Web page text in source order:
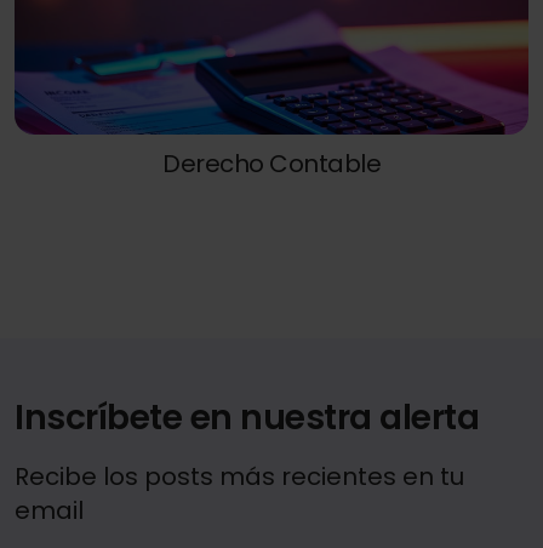
Derecho Contable
Inscríbete en nuestra alerta
Recibe los posts más recientes en tu
email